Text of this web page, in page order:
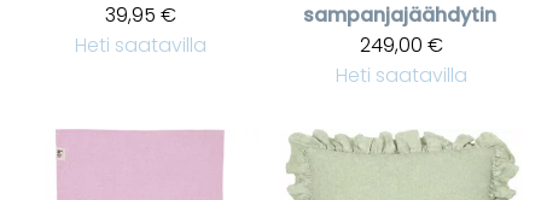
39,95 €
Heti saatavilla
sampanjajäähdytin
249,00 €
Heti saatavilla